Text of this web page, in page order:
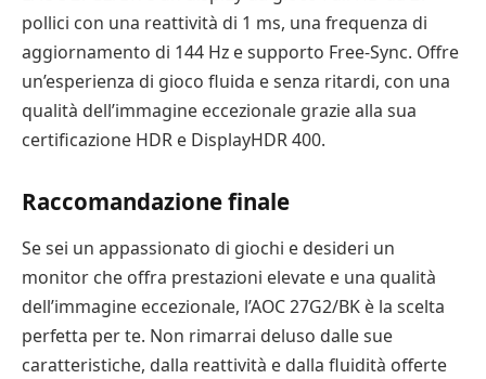
pollici con una reattività di 1 ms, una frequenza di
aggiornamento di 144 Hz e supporto Free-Sync. Offre
un’esperienza di gioco fluida e senza ritardi, con una
qualità dell’immagine eccezionale grazie alla sua
certificazione HDR e DisplayHDR 400.
Raccomandazione finale
Se sei un appassionato di giochi e desideri un
monitor che offra prestazioni elevate e una qualità
dell’immagine eccezionale, l’AOC 27G2/BK è la scelta
perfetta per te. Non rimarrai deluso dalle sue
caratteristiche, dalla reattività e dalla fluidità offerte